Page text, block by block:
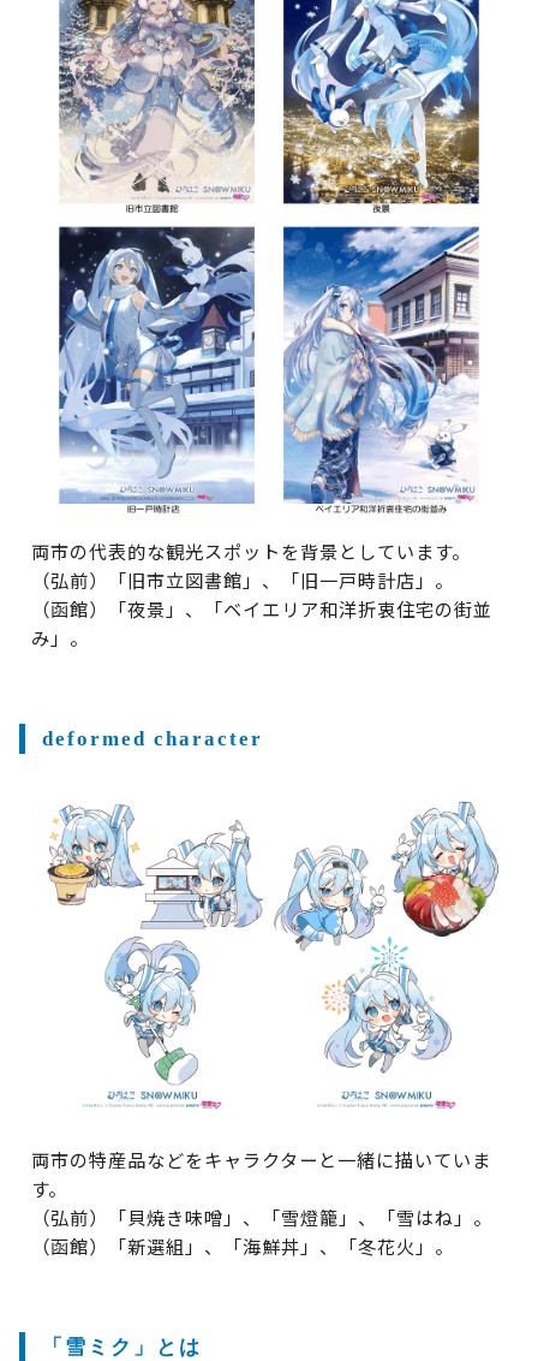
両市の代表的な観光スポットを背景としています。
（弘前）「旧市立図書館」、「旧一戸時計店」。
（函館）「夜景」、「ベイエリア和洋折衷住宅の街並
み」。
deformed character
両市の特産品などをキャラクターと一緒に描いていま
す。
（弘前）「貝焼き味噌」、「雪燈籠」、「雪はね」。
（函館）「新選組」、「海鮮丼」、「冬花火」。
「雪ミク」とは